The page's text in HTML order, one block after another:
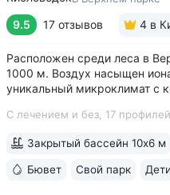
9.5 17 отзывов 4 в
Расположен среди леса в
1000 м. Воздух насыщен
уникальный микроклимат с
№ 2Б Кисловодского парка •
С лечением и без, 17 профилей
Закрытый бассейн 10х6 м
Бювет Свой парк